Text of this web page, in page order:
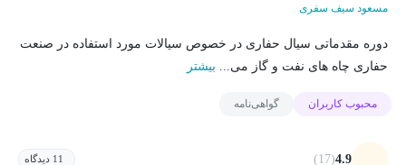
مسعود سیف سفری
دوره مقدماتی سیال حفاری در خصوص سیالات مورد استفاده در صنعت
حفاری چاه های نفت و گاز می... بیشتر
محبوب کاربران گواهی‌نامه
4.9
(17) 11 دیدگاه